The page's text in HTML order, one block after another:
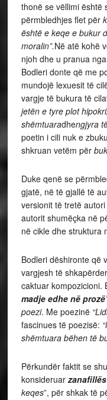
thonë se vëllimi është
përmbledhjes flet për
është e keqe e bukur
moralin”.Në atë kohë
njoh dhe u pranua
Bodleri donte që me
mundojë lexuesit të
vargje të bukura të
jetën e tyre plot
shëmtuaradhengjyra
poetin i cili nuk e
shkruan vetëm për
Duke qenë se
gjatë, në të gjallë të
versionit të tretë
autorit shumëçka në
në cikle dhe struktura
Bodleri dëshironte që
vargjesh të
caktuar kompozicioni.
madje edhe në
poezi. Me poezinë
fascinues të poezisë:
shëmtuara bëhen të
Përkundër faktit se
konsideruar
keqes”, për shkak të